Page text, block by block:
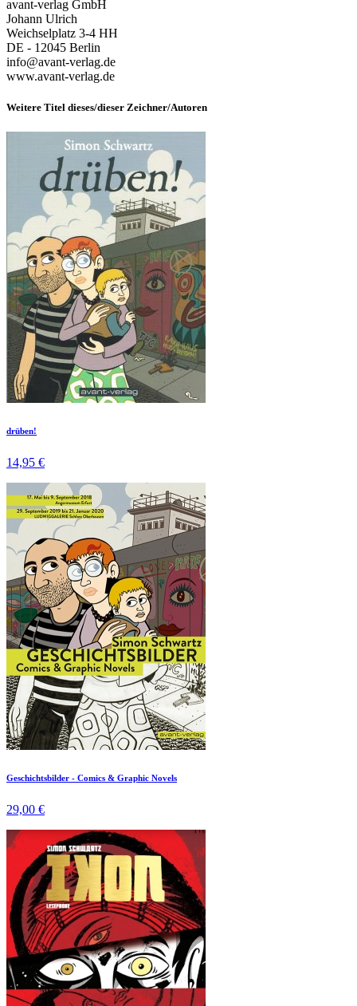
avant-verlag GmbH
Johann Ulrich
Weichselplatz 3-4 HH
DE - 12045 Berlin
info@avant-verlag.de
www.avant-verlag.de
Weitere Titel dieses/dieser Zeichner/Autoren
drüben!
14,95 €
Geschichtsbilder - Comics & Graphic Novels
29,00 €